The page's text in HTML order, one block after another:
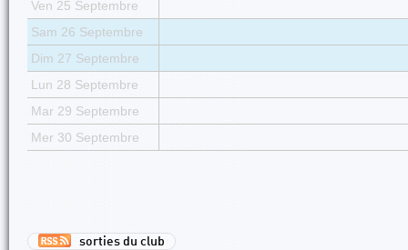
Ven 25 Septembre
Sam 26 Septembre
Dim 27 Septembre
Lun 28 Septembre
Mar 29 Septembre
Mer 30 Septembre
sorties du club